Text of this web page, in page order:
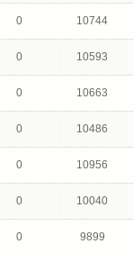
0 10744
0 10593
0 10663
0 10486
0 10956
0 10040
0 9899